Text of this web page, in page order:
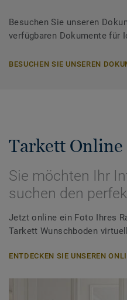
Besuchen Sie unseren
verfügbaren Dokumente für
BESUCHEN SIE UNSEREN
Tarkett
Sie möchten Ihr
suchen den
Jetzt online ein Foto Ihres
Tarkett Wunschboden
ENTDECKEN SIE UNSEREN